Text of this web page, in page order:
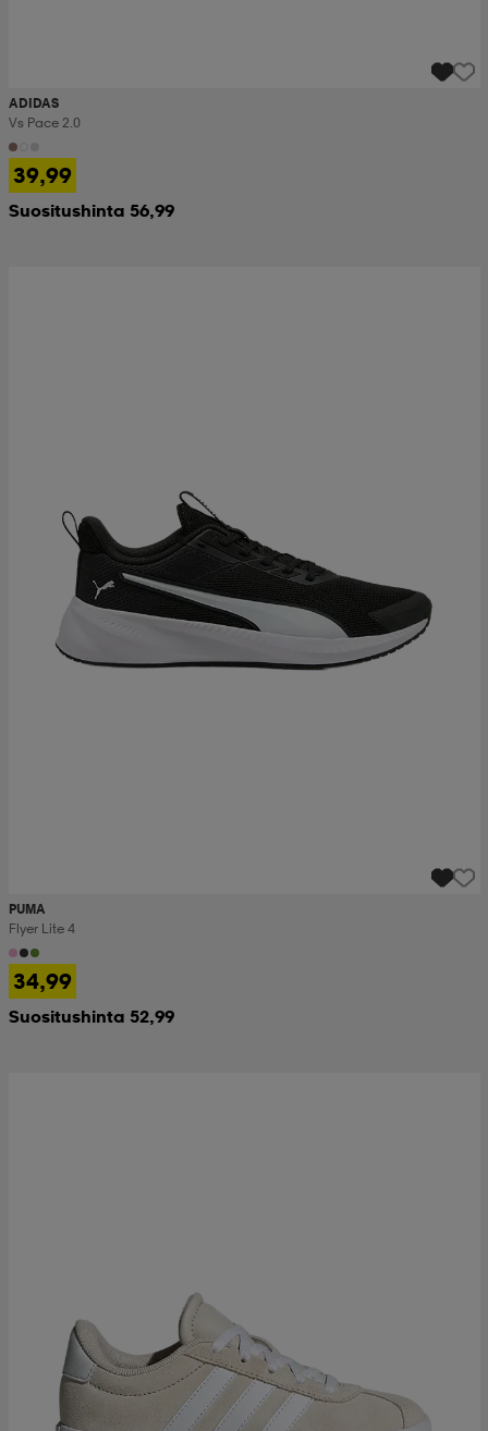
ADIDAS
Vs Pace 2.0
39,99
Suositushinta 56,99
PUMA
Flyer Lite 4
34,99
Suositushinta 52,99